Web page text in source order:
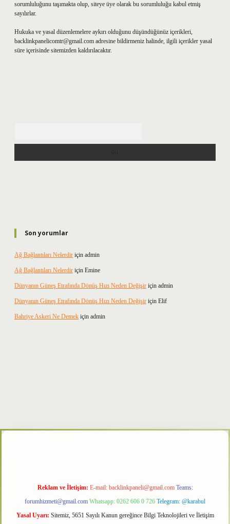
sorumluluğunu taşımakta olup, siteye üye olarak bu sorumluluğu kabul etmiş
sayılırlar.
Hukuka ve yasal düzenlemelere aykırı olduğunu düşündüğünüz içerikleri,
backlinkpanelicomtr@gmail.com adresine bildirmeniz halinde, ilgili içerikler yasal
süre içerisinde sitemizden kaldırılacaktır.
Son yorumlar
Ağ Bağlantıları Nelerdir için admin
Ağ Bağlantıları Nelerdir için Emine
Dünyanın Güneş Etrafında Dönüş Hızı Neden Değişir için admin
Dünyanın Güneş Etrafında Dönüş Hızı Neden Değişir için Elif
Bahriye Askeri Ne Demek için admin
Reklam ve İletişim: E-mail: backlinkpaneli@gmail.com Teams:
forumhizmeti@gmail.com Whatsapp: 0262 606 0 726 Telegram: @karabul
Yasal Uyarı: Sitemiz, 5651 Sayılı Kanun gereğince Bilgi Teknolojileri ve İletişim